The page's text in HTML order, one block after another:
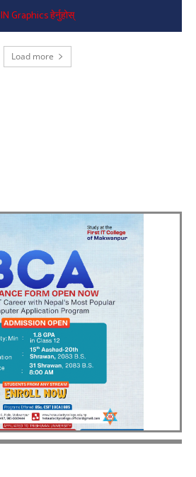
IN Graphics हेर्नुहोस्
Load more